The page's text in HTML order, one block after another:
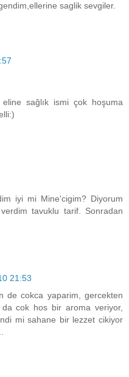
saglik sevgiler.
sağlık ismi çok hoşuma
iyi mi Mine'cigim? Diyorum
tavuklu tarif. Sonradan
21:53
de cokca yaparim, gercekten
cok hos bir aroma veriyor,
mi sahane bir lezzet cikiyor